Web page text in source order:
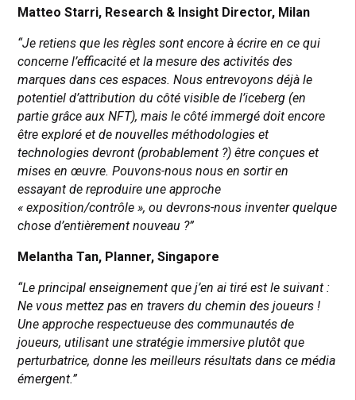
Matteo Starri, Research & Insight Director, Milan
“Je retiens que les règles sont encore à écrire en ce qui
concerne l’efficacité et la mesure des activités des
marques dans ces espaces. Nous entrevoyons déjà le
potentiel d’attribution du côté visible de l’iceberg (en
partie grâce aux NFT), mais le côté immergé doit encore
être exploré et de nouvelles méthodologies et
technologies devront (probablement ?) être conçues et
mises en œuvre. Pouvons-nous nous en sortir en
essayant de reproduire une approche
« exposition/contrôle », ou devrons-nous inventer quelque
chose d’entièrement nouveau ?”
Melantha Tan, Planner, Singapore
“Le principal enseignement que j’en ai tiré est le suivant :
Ne vous mettez pas en travers du chemin des joueurs !
Une approche respectueuse des communautés de
joueurs, utilisant une stratégie immersive plutôt que
perturbatrice, donne les meilleurs résultats dans ce média
émergent.”